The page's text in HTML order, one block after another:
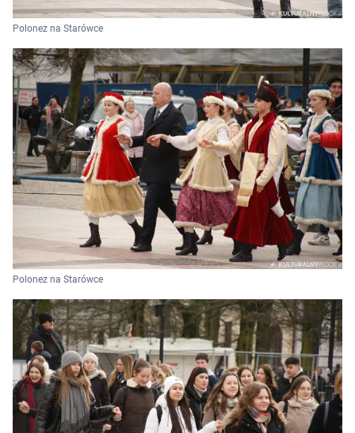
Polonez na Starówce
Polonez na Starówce